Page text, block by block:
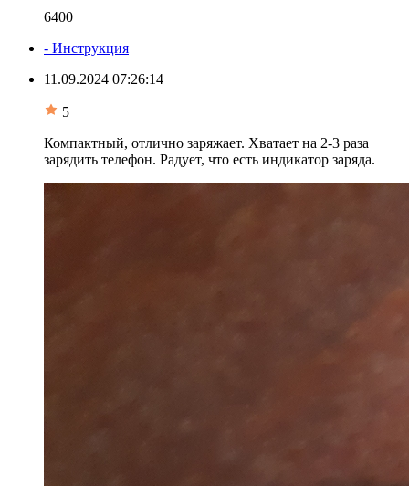
6400
- Инструкция
11.09.2024 07:26:14
5
Компактный, отлично заряжает. Хватает на 2-3 раза
зарядить телефон. Радует, что есть индикатор заряда.